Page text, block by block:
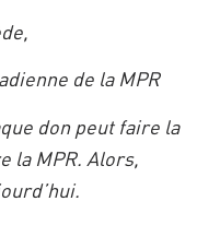
de la MPR
don peut faire la
la MPR. Alors,